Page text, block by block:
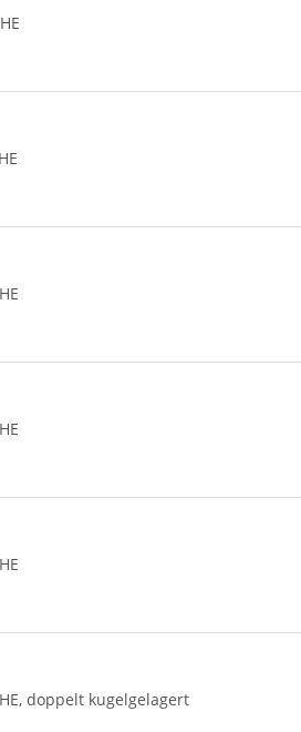
doppelt kugelgelagert